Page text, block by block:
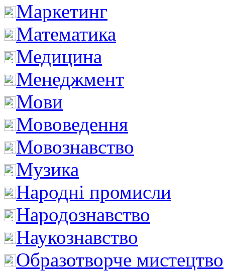
Маркетинг
Математика
Медицина
Менеджмент
Мови
Мововедення
Мовознавство
Музика
Народні промисли
Народознавство
Наукознавство
Образотворче мистецтво